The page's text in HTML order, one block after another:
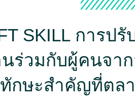
ระสบการณ์ที่จะเปลี่ยนชีวิตคุณไปต
ดูรายละเอียด
SKILL การป
นร่วมกับผู้คนจา
กษะสำคัญที่ตล